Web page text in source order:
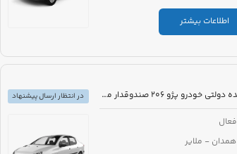
اطلاعات بیشتر
مزایده دولتی خودرو پژو 206 صندوقدار مدل 1390 رنگ سفید روغنی
فعال
همدان - ملایر
در انتظار ارسال پیشنهاد